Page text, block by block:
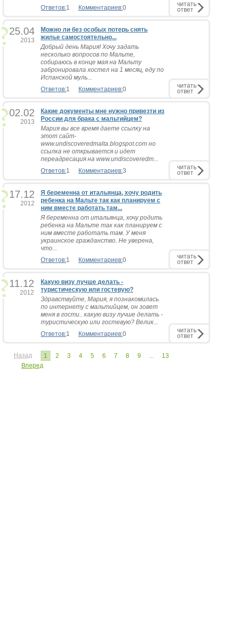
Ответов:1 Комментариев:0 читать
ответ
25.04
2013
Можно ли без особых потерь снять
жилье самостоятельно...
Добрый день Мария! Хочу задать
несколько вопросов по Мальте,
собираюсь в конце мая на Мальту
забронировала хостел на 1 месяц, еду по
Испанской муль...
Ответов:1 Комментариев:0 читать
ответ
02.02
2013
Какие документы мне нужно привезти из
России для брака с мальтийцем?
Мария вы все время даете ссылку на
этот сайт-
www.undiscoveredmalta.blogspot.com но
ссылка не открывается и идет
переадресация на www.undiscoveredm...
Ответов:1 Комментариев:3 читать
ответ
17.12
2012
Я беременна от итальянца, хочу родить
ребенка на Мальте так как планируем с
ним вместе работать там...
Я беременна от итальянца, хочу родить
ребенка на Мальте так как планируем с
ним вместе работать там. У меня
украинское гражданство. Не уверена,
что...
Ответов:1 Комментариев:0 читать
ответ
11.12
2012
Какую визу лучше делать -
туристическую или гостевую?
Здравствуйте, Мария, я познакомилась
по интернету с мальтийцем, он зовет
меня в гости.. какую визу лучше делать -
туристическую или гостевую? Велик...
Ответов:1 Комментариев:0 читать
ответ
Назад 1 2 3 4 5 6 7 8 9 ...
13
Вперед